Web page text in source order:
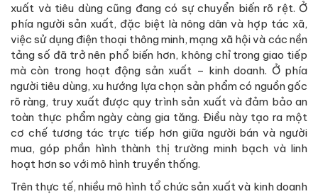
xuất và tiêu dùng cũng đang có sự chuyển biến rõ rệt. Ở
phía người sản xuất, đặc biệt là nông dân và hợp tác xã,
việc sử dụng điện thoại thông minh, mạng xã hội và các nền
tảng số đã trở nên phổ biến hơn, không chỉ trong giao tiếp
mà còn trong hoạt động sản xuất – kinh doanh. Ở phía
người tiêu dùng, xu hướng lựa chọn sản phẩm có nguồn gốc
rõ ràng, truy xuất được quy trình sản xuất và đảm bảo an
toàn thực phẩm ngày càng gia tăng. Điều này tạo ra một
cơ chế tương tác trực tiếp hơn giữa người bán và người
mua, góp phần hình thành thị trường minh bạch và linh
hoạt hơn so với mô hình truyền thống.
Trên thực tế, nhiều mô hình tổ chức sản xuất và kinh doanh